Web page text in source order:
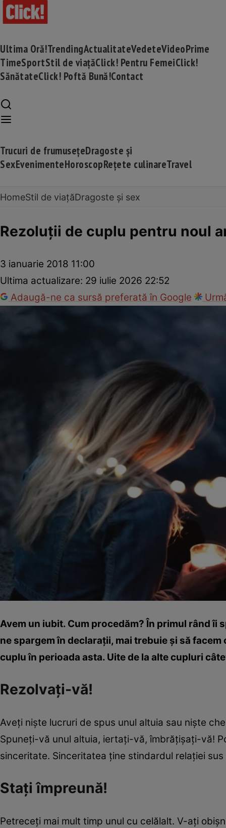
Ultima Oră!TrendingActualitateVedeteVideoPrime
TimeSportStil de viațăClick! Pentru FemeiClick!
SănătateClick! Poftă Bună!Contact
Trucuri de frumusețeDragoste și
SexEvenimenteHoroscopRețete culinareTravel
HomeStil de viațăDragoste și sex
Rezoluţii de cuplu pentru noul
3 ianuarie 2018 11:00
Ultima actualizare: 29 iulie 2026 22:52
Adaugă-ne ca sursă preferată în Google
Avem un iubit. Cum procedăm? În primul rând îi
ne spargem în declaraţii, mai trebuie şi să
cuplu în perioada asta. Uite de la alte cupluri
Rezolvaţi-vă!
Aveţi nişte lucruri de spus unul altuia sau nişte
Spuneţi-vă unul altuia, iertaţi-vă, îmbrăţişaţi-vă!
sinceritate. Sinceritatea ţine stindardul relaţiei
Staţi împreună!
Petreceţi mai mult timp unul cu celălalt. V-aţi